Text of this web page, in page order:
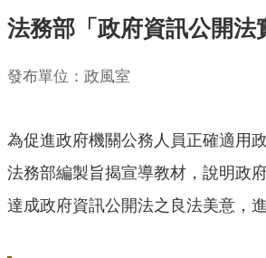
法務部「政府資訊公開法
發布單位：政風室
為促進政府機關公務人員正確適用
法務部編製旨揭宣導教材，說明政
達成政府資訊公開法之良法美意，